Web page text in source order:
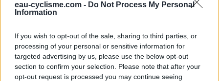
eau-cyclisme.com - Do Not Process My Personal
Information
If you wish to opt-out of the sale, sharing to third parties, or
processing of your personal or sensitive information for
targeted advertising by us, please use the below opt-out
section to confirm your selection. Please note that after your
opt-out request is processed you may continue seeing
gauche du Chemin des Carrières et franchir prudemment le
''sens interdit sauf ramassage scolaire'' pour parvenir
vers le portillon (à 90 mètres de la D105) à côté duquel se
trouve le robinet à l'intérieur.
Repères visuels